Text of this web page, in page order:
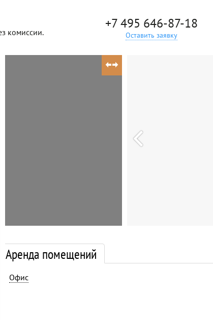
комиссии.
+7 495 646-87-18
Оставить заявку
Аренда помещений
Офис